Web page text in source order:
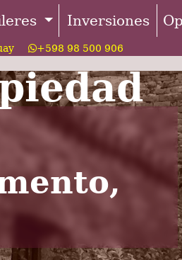
Inversiones
+598 98 500 906